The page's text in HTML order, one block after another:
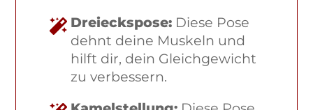
Dreieckspose:Diese Pose
dehnt deine Muskeln und
hilft dir, dein Gleichgewicht
zu verbessern.